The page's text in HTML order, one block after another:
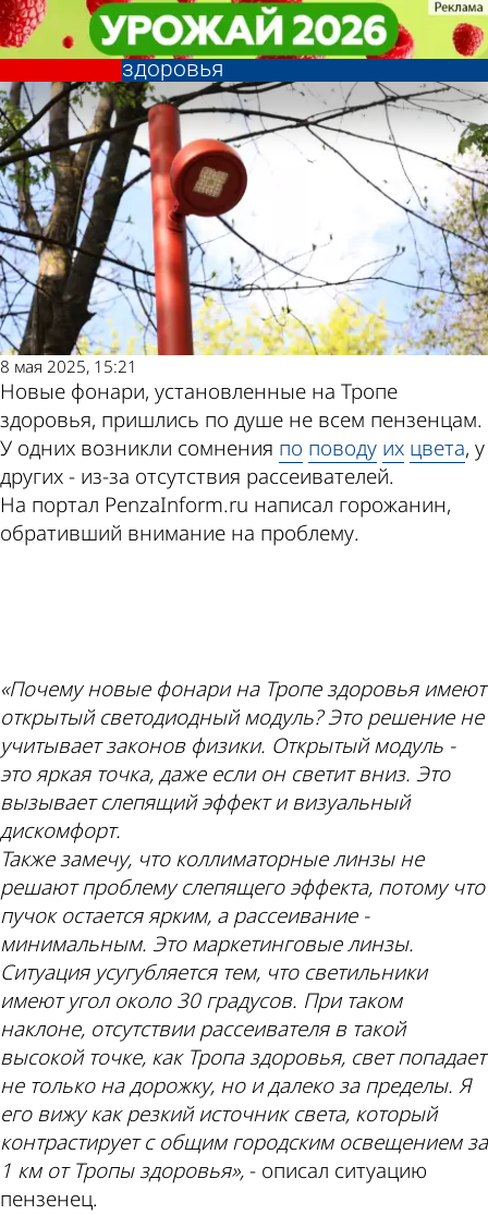
У пензенцев возникли новые
претензии к фонарям на Тропе
здоровья
Общество
8 мая 2025, 15:21
Новые фонари, установленные на Тропе
здоровья, пришлись по душе не всем пензенцам.
У одних возникли сомнения по поводу их цвета, у
других - из-за отсутствия рассеивателей.
На портал PenzaInform.ru написал горожанин,
обративший внимание на проблему.
«Почему новые фонари на Тропе здоровья имеют
открытый светодиодный модуль? Это решение не
учитывает законов физики. Открытый модуль -
это яркая точка, даже если он светит вниз. Это
вызывает слепящий эффект и визуальный
дискомфорт.
Также замечу, что коллиматорные линзы не
решают проблему слепящего эффекта, потому что
пучок остается ярким, а рассеивание -
минимальным. Это маркетинговые линзы.
Ситуация усугубляется тем, что светильники
имеют угол около 30 градусов. При таком
наклоне, отсутствии рассеивателя в такой
высокой точке, как Тропа здоровья, свет попадает
не только на дорожку, но и далеко за пределы. Я
его вижу как резкий источник света, который
контрастирует с общим городским освещением за
1 км от Тропы здоровья»,- описал ситуацию
пензенец.
У пензенцев возникли новые
претензии к фонарям на Тропе
здоровья
Общество
Другие новости
по теме
Погода и курсы
валют в Пензе